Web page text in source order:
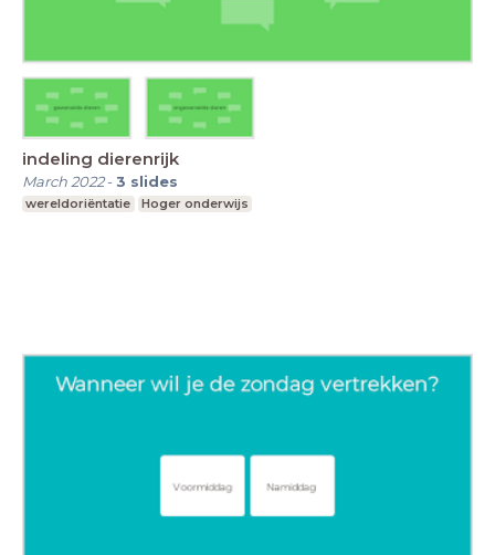
indeling dierenrijk
March 2022-3 slides
wereldoriëntatie Hoger onderwijs